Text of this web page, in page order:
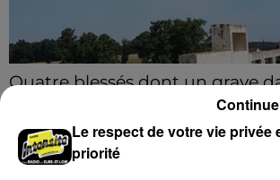
Quatre blessés dont un grave
Le choc a eu lieu dans la matinée,
hauteur de Sainville en direction
Le respect de votre vie privée
priorité